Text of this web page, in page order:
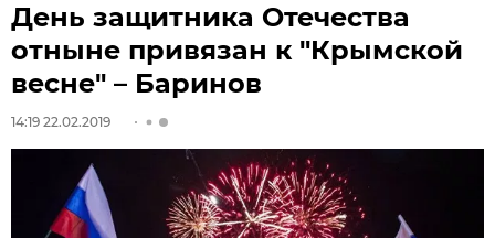
День защитника Отечества
отныне привязан к "Крымской
весне" – Баринов
14:19 22.02.2019